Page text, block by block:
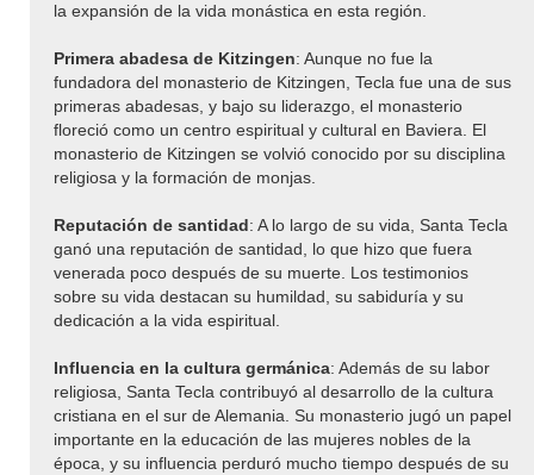
la expansión de la vida monástica en esta región.
Primera abadesa de Kitzingen: Aunque no fue la
fundadora del monasterio de Kitzingen, Tecla fue una de sus
primeras abadesas, y bajo su liderazgo, el monasterio
floreció como un centro espiritual y cultural en Baviera. El
monasterio de Kitzingen se volvió conocido por su disciplina
religiosa y la formación de monjas.
Reputación de santidad: A lo largo de su vida, Santa Tecla
ganó una reputación de santidad, lo que hizo que fuera
venerada poco después de su muerte. Los testimonios
sobre su vida destacan su humildad, su sabiduría y su
dedicación a la vida espiritual.
Influencia en la cultura germánica: Además de su labor
religiosa, Santa Tecla contribuyó al desarrollo de la cultura
cristiana en el sur de Alemania. Su monasterio jugó un papel
importante en la educación de las mujeres nobles de la
época, y su influencia perduró mucho tiempo después de su